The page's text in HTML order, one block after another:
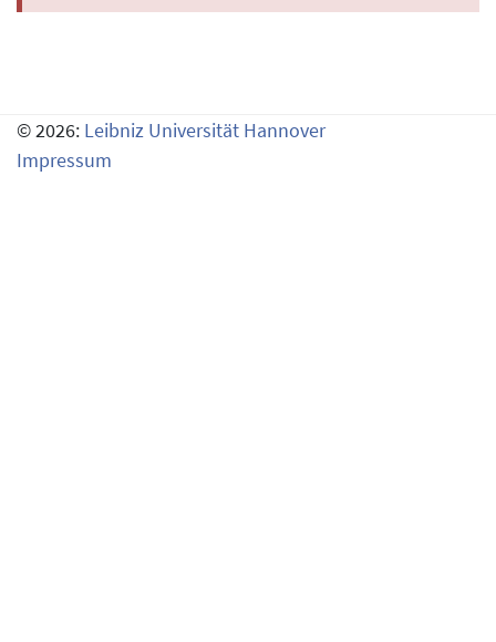
© 2026: Leibniz Universität Hannover
Impressum